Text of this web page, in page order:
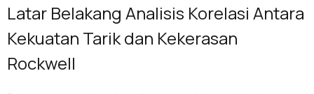
Latar Belakang Analisis Korelasi Antara
Kekuatan Tarik dan Kekerasan
Rockwell